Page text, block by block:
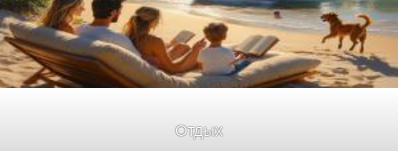
Отдых